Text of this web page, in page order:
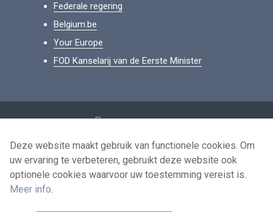
Federale regering
Belgium.be
Your Europe
FOD Kanselarij van de Eerste Minister
Persoonsgegevens
Voorwaarden voor het hergebruik
Contacteer ons
Deze website maakt gebruik van functionele cookies. Om
uw ervaring te verbeteren, gebruikt deze website ook
optionele cookies waarvoor uw toestemming vereist is.
Meer info.